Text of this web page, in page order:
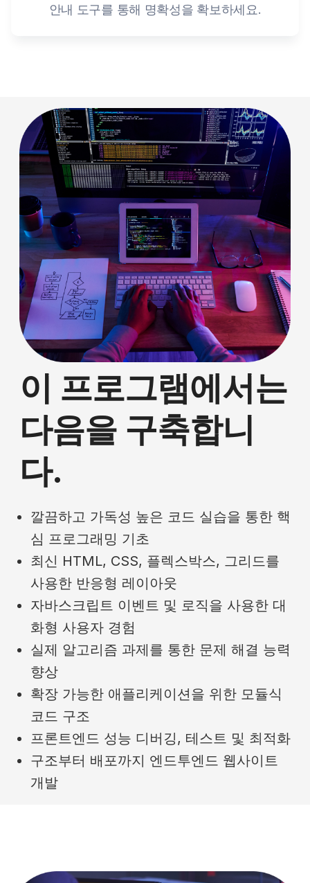
안내 도구를 통해 명확성을 확보하세요.
이 프로그램에서는
다음을 구축합니
다.
깔끔하고 가독성 높은 코드 실습을 통한 핵
심 프로그래밍 기초
최신 HTML, CSS, 플렉스박스, 그리드를
사용한 반응형 레이아웃
자바스크립트 이벤트 및 로직을 사용한 대
화형 사용자 경험
실제 알고리즘 과제를 통한 문제 해결 능력
향상
확장 가능한 애플리케이션을 위한 모듈식
코드 구조
프론트엔드 성능 디버깅, 테스트 및 최적화
구조부터 배포까지 엔드투엔드 웹사이트
개발